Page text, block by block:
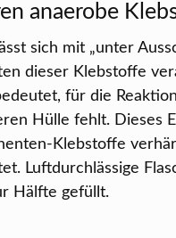
anaerobe
sich mit „unter
dieser Klebstoffe
für die
Hülle fehlt. Dieses
Klebstoffe
Luftdurchlässige
Hälfte gefüllt.